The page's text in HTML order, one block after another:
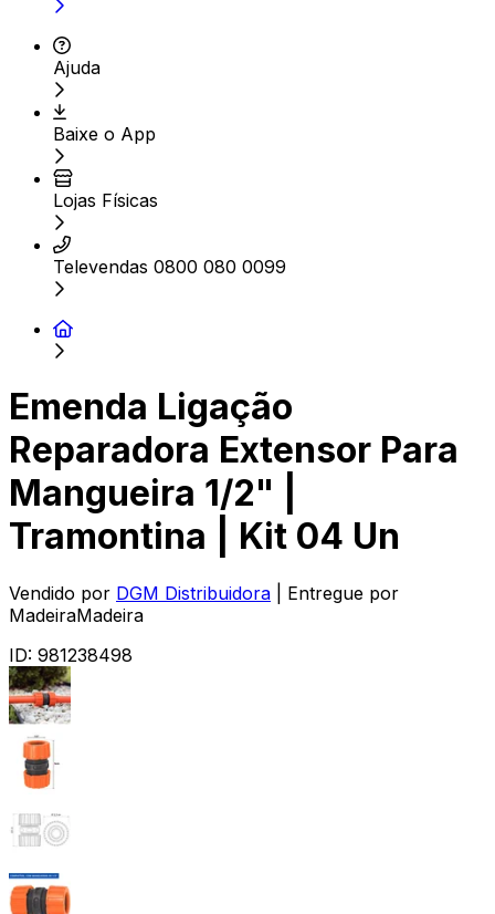
Ajuda
Baixe o App
Lojas Físicas
Televendas 0800 080 0099
Emenda Ligação
Reparadora Extensor Para
Mangueira 1/2" |
Tramontina | Kit 04 Un
Vendido por DGM Distribuidora
| Entregue por
MadeiraMadeira
ID: 981238498